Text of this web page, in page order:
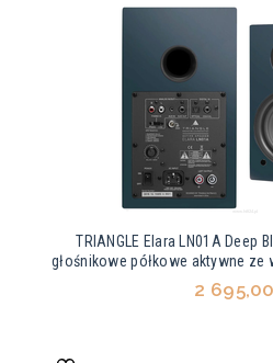
TRIANGLE Elara LN01A Deep
głośnikowe półkowe aktywne
2